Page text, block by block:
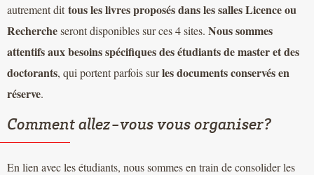
autrement dittous les livres proposés dans les salles Licence ou
Rechercheseront disponibles sur ces 4 sites. Nous sommes
attentifs aux besoins spécifiques des étudiants de master et des
doctorants, qui portent parfois surles documents conservés en
réserve.
Comment allez-vous vous organiser?
En lien avec les étudiants, nous sommes en train de consolider les